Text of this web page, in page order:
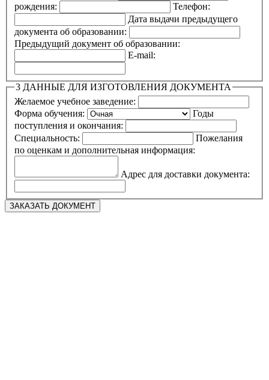
рождения:
Телефон:
Дата выдачи предыдущего
документа об образовании:
Предыдущий документ об образовании:
E-mail:
3 ДАННЫЕ ДЛЯ ИЗГОТОВЛЕНИЯ ДОКУМЕНТА
Желаемое учебное заведение:
Форма обучения:
Годы
поступления и окончания:
Специальность:
Пожелания
по оценкам и дополнительная информация:
Адрес для доставки документа: